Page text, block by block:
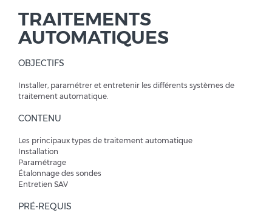
TRAITEMENTS
AUTOMATIQUES
OBJECTIFS
Installer, paramétrer et entretenir les différents systèmes de
traitement automatique.
CONTENU
Les principaux types de traitement automatique
Installation
Paramétrage
Étalonnage des sondes
Entretien SAV
PRÉ-REQUIS